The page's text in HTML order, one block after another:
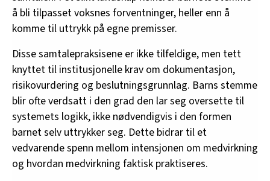
å bli tilpasset voksnes forventninger, heller enn å
komme til uttrykk på egne premisser.
Disse samtalepraksisene er ikke tilfeldige, men tett
knyttet til institusjonelle krav om dokumentasjon,
risikovurdering og beslutningsgrunnlag. Barns stemme
blir ofte verdsatt i den grad den lar seg oversette til
systemets logikk, ikke nødvendigvis i den formen
barnet selv uttrykker seg. Dette bidrar til et
vedvarende spenn mellom intensjonen om medvirkning
og hvordan medvirkning faktisk praktiseres.